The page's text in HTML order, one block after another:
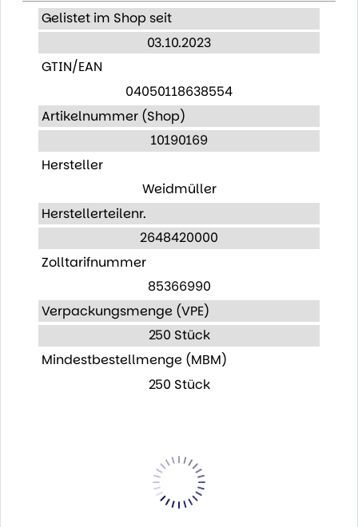
Gelistet im Shop seit
03.10.2023
GTIN/EAN
04050118638554
Artikelnummer (Shop)
10190169
Hersteller
Weidmüller
Herstellerteilenr.
2648420000
Zolltarifnummer
85366990
Verpackungsmenge (VPE)
250 Stück
Mindestbestellmenge (MBM)
250 Stück